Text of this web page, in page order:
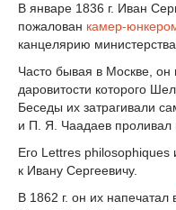
В январе 1836 г. Иван
пожалован камер-
канцелярию
Часто бывая в Москве,
даровитости которого
Беседы их затрагивали
и П. Я. Чаадаев проливал
Его Lettres
к Ивану Сергеевичу.
В 1862 г. он их напечатал